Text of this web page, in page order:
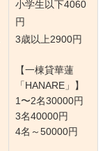
小学生以下4060
円
3歳以上2900円
【一棟貸華蓮
「HANARE」】
1〜2名30000円
3名40000円
4名～50000円